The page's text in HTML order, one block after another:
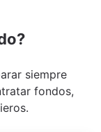
siempre
fondos,